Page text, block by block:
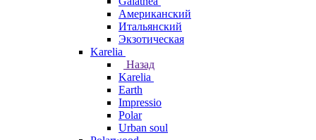
Американский
Итальянский
Экзотическая
Karelia
Назад
Karelia
Earth
Impressio
Polar
Urban soul